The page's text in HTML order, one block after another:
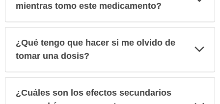
mientras tomo este medicamento?
¿Qué tengo que hacer si me olvido de
tomar una dosis?
¿Cuáles son los efectos secundarios